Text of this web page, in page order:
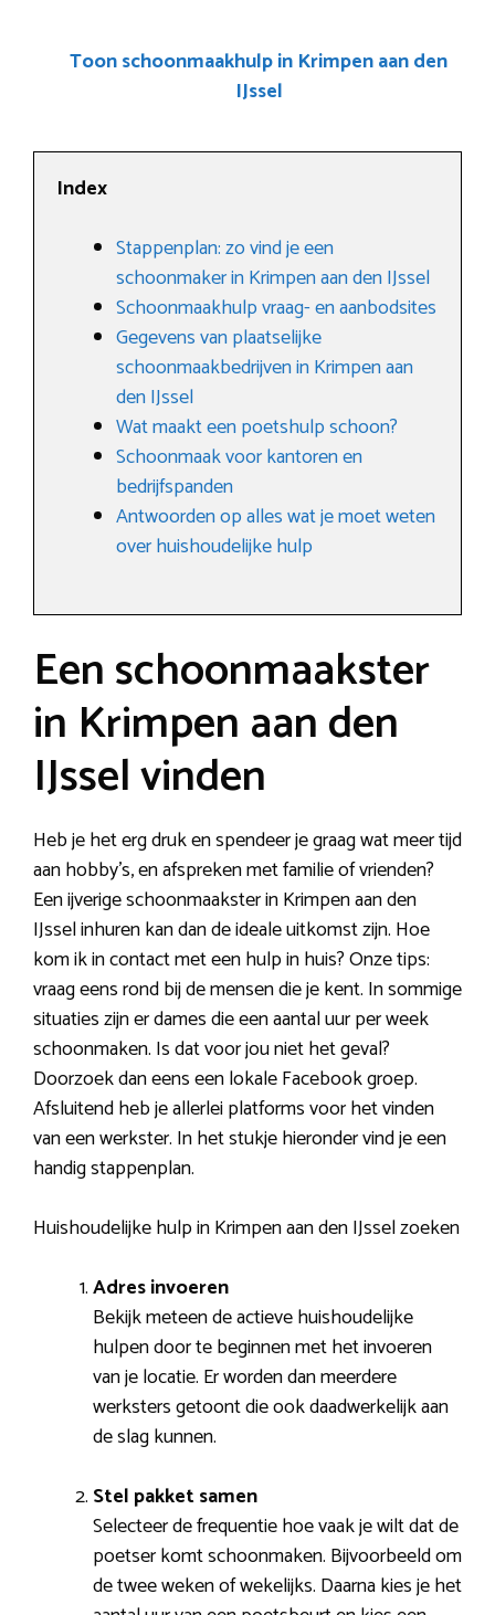
Toon schoonmaakhulp in Krimpen aan den
IJssel
Index
Stappenplan: zo vind je een
schoonmaker in Krimpen aan den IJssel
Schoonmaakhulp vraag- en aanbodsites
Gegevens van plaatselijke
schoonmaakbedrijven in Krimpen aan
den IJssel
Wat maakt een poetshulp schoon?
Schoonmaak voor kantoren en
bedrijfspanden
Antwoorden op alles wat je moet weten
over huishoudelijke hulp
Een schoonmaakster
in Krimpen aan den
IJssel vinden
Heb je het erg druk en spendeer je graag wat meer tijd
aan hobby’s, en afspreken met familie of vrienden?
Een ijverige schoonmaakster in Krimpen aan den
IJssel inhuren kan dan de ideale uitkomst zijn. Hoe
kom ik in contact met een hulp in huis? Onze tips:
vraag eens rond bij de mensen die je kent. In sommige
situaties zijn er dames die een aantal uur per week
schoonmaken. Is dat voor jou niet het geval?
Doorzoek dan eens een lokale Facebook groep.
Afsluitend heb je allerlei platforms voor het vinden
van een werkster. In het stukje hieronder vind je een
handig stappenplan.
Huishoudelijke hulp in Krimpen aan den IJssel zoeken
Adres invoeren
Bekijk meteen de actieve huishoudelijke
hulpen door te beginnen met het invoeren
van je locatie. Er worden dan meerdere
werksters getoont die ook daadwerkelijk aan
de slag kunnen.
Stel pakket samen
Selecteer de frequentie hoe vaak je wilt dat de
poetser komt schoonmaken. Bijvoorbeeld om
de twee weken of wekelijks. Daarna kies je het